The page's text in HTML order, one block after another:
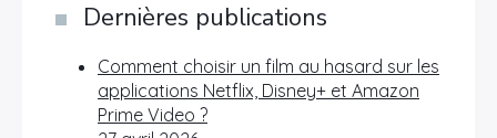
Dernières publications
Comment choisir un film au hasard sur les
applications Netflix, Disney+ et Amazon
Prime Video ?